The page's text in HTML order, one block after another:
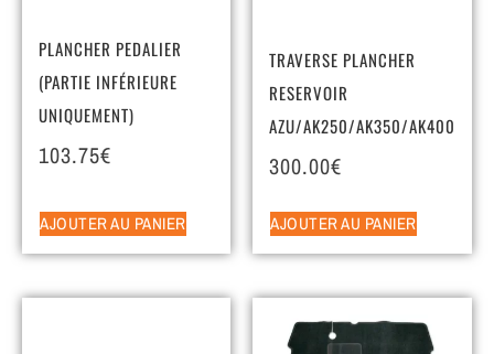
PLANCHER PEDALIER
(PARTIE INFÉRIEURE
UNIQUEMENT)
103.75€
AJOUTER AU PANIER
TRAVERSE PLANCHER
RESERVOIR
AZU/AK250/AK350/AK400
300.00€
AJOUTER AU PANIER